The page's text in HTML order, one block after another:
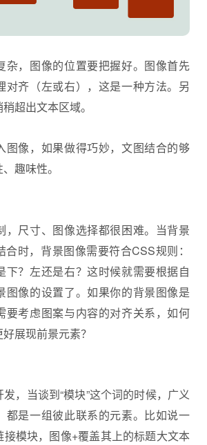
杂，图像的位置要把握好。图像首先
对齐（左或右），这是一种方法。另
超出文本区域。
图像，如果做得巧妙，文图结合的够
趣味性。
，尺寸、图像选择都很困难。当背景
时，背景图像需要符合CSS规则：
下？左还是右？这时候就需要根据自
图像的设置了。如果你的背景图像是
要考虑图案与内容的对齐关系，如何
展现前景元素？
，当谈到“模块”这个词的时候，广义
都是一组彼此联系的元素。比如说一
接模块，图像+覆盖其上的标题大文本